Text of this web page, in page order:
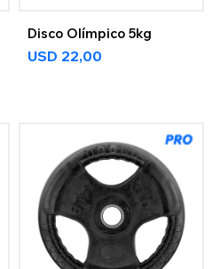
Disco Olímpico 5kg
USD 22,00